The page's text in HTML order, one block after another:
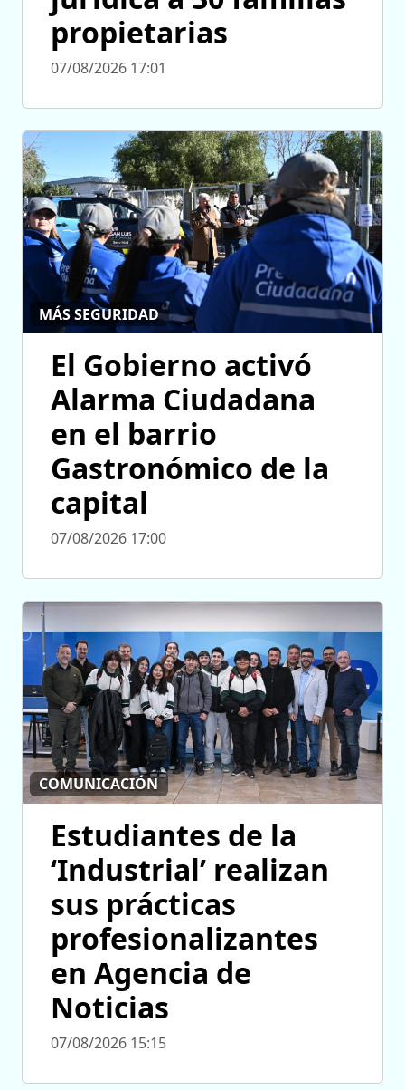
propietarias
07/08/2026 17:01
MÁS SEGURIDAD
El Gobierno activó
Alarma Ciudadana
en el barrio
Gastronómico de la
capital
07/08/2026 17:00
COMUNICACIÓN
Estudiantes de la
‘Industrial’ realizan
sus prácticas
profesionalizantes
en Agencia de
Noticias
07/08/2026 15:15